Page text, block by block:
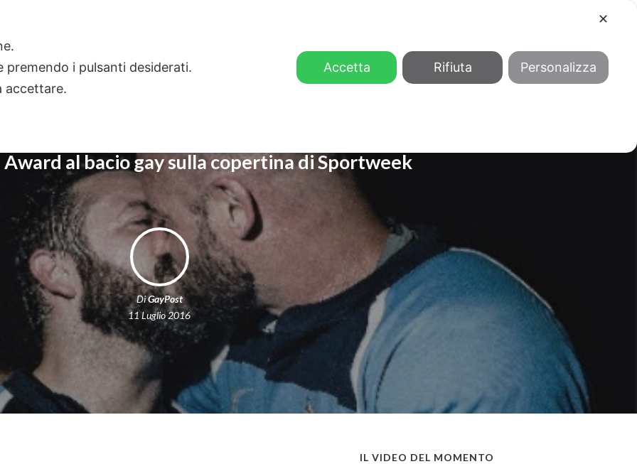
al bacio gay sulla copertina di Sportweek
DiGayPost
11 Luglio 2016
IL VIDEO DEL MOMENTO
✕
i pulsanti desiderati.
accettare.
Accetta Rifiuta Personalizza